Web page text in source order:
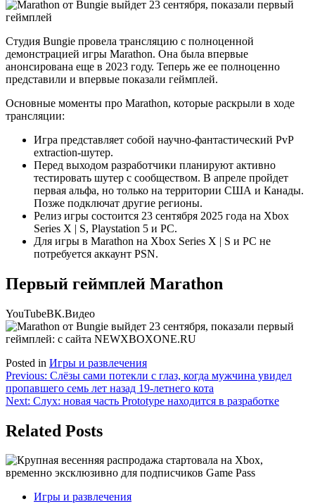
Студия Bungie провела трансляцию с полноценной
демонстрацией игры Marathon. Она была впервые
анонсирована еще в 2023 году. Теперь же ее полноценно
представили и впервые показали геймплей.
Основные моменты про Marathon, которые раскрыли в ходе
трансляции:
Игра представляет собой научно-фантастический PvP
extraction-шутер.
Перед выходом разработчики планируют активно
тестировать шутер с сообществом. В апреле пройдет
первая альфа, но только на территории США и Канады.
Позже подключат другие регионы.
Релиз игры состоится 23 сентября 2025 года на Xbox
Series X | S, Playstation 5 и PC.
Для игры в Marathon на Xbox Series X | S и PC не
потребуется аккаунт PSN.
Первый геймплей Marathon
YouTubeВК.Видео
Posted in Игры и развлечения
Навигация
по
Previous: Слёзы сами потекли с глаз, когда мужчина увидел
пропавшего семь лет назад 19-летнего кота
Next: Слух: новая часть Prototype находится в разработке
Related Posts
Игры и развлечения